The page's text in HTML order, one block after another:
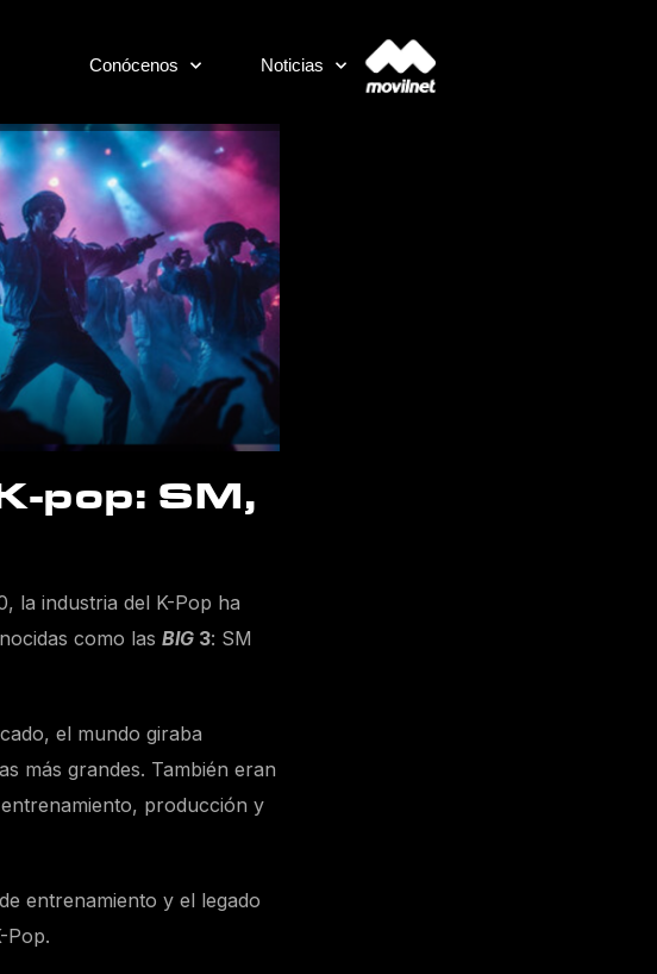
Conócenos Noticias
pop: SM,
la industria del K-Pop ha
como las BIG 3: SM
el mundo giraba
más grandes. También eran
producción y
entrenamiento y el legado
Pop.